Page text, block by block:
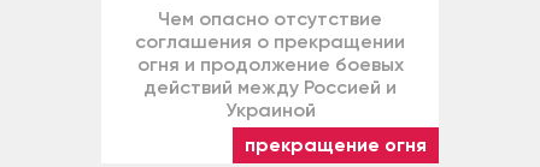
Чем опасно отсутствие
соглашения о прекращении
огня и продолжение боевых
действий между Россией и
Украиной
прекращение огня